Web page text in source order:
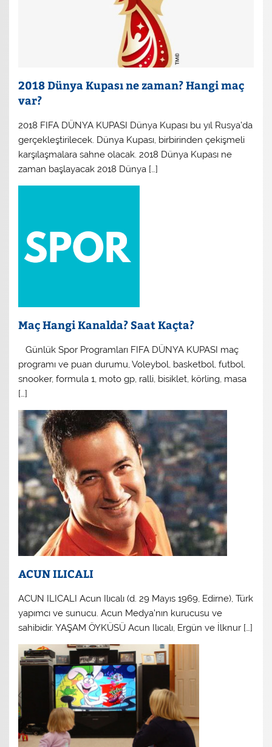
2018 Dünya Kupası ne zaman? Hangi maç
var?
2018 FIFA DÜNYA KUPASI Dünya Kupası bu yıl Rusya’da
gerçekleştirilecek. Dünya Kupası, birbirinden çekişmeli
karşılaşmalara sahne olacak. 2018 Dünya Kupası ne
zaman başlayacak 2018 Dünya […]
Maç Hangi Kanalda? Saat Kaçta?
​ Günlük Spor Programları FIFA DÜNYA KUPASI maç
programı ve puan durumu, Voleybol, basketbol, futbol,
snooker, formula 1, moto gp, ralli, bisiklet, körling, masa
[…]
ACUN ILICALI
ACUN ILICALI Acun Ilıcalı (d. 29 Mayıs 1969, Edirne), Türk
yapımcı ve sunucu. Acun Medya’nın kurucusu ve
sahibidir. YAŞAM ÖYKÜSÜ Acun Ilıcalı, Ergün ve İlknur […]